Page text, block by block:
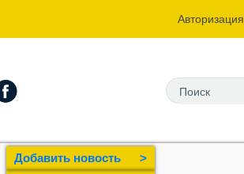
Авторизация
Добавить новость
>